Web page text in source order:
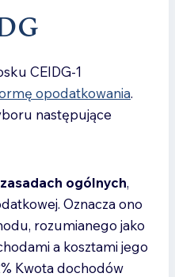
CEIDG-1
opodatkowania.
następujące
ogólnych,
Oznacza ono
rozumianego jako
a kosztami jego
Kwota dochodów